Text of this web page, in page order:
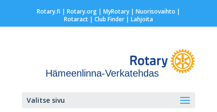
Rotary.fi | Rotary.org| MyRotary | Nuorisovaihto |
Rotaract| Club Finder| Lahjoita
Hämeenlinna-Verkatehdas
Valitse sivu